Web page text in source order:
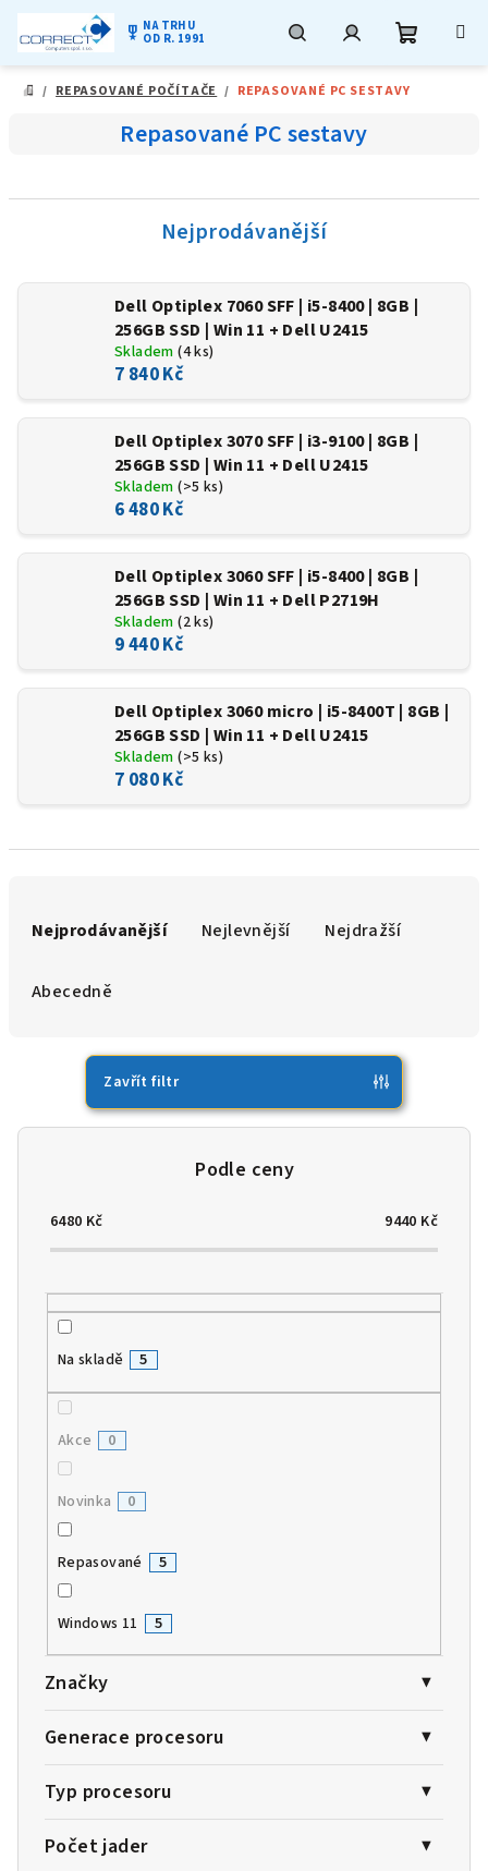
military_tech NA TRHU
OD R. 1991
DOMŮ
/ REPASOVANÉ POČÍTAČE / REPASOVANÉ PC SESTAVY
Repasované PC sestavy
Nejprodávanější
Dell Optiplex 7060 SFF | i5-8400 | 8GB |
256GB SSD | Win 11 + Dell U2415
Skladem(4 ks)
7 840 Kč
Dell Optiplex 3070 SFF | i3-9100 | 8GB |
256GB SSD | Win 11 + Dell U2415
Skladem(>5 ks)
6 480 Kč
Dell Optiplex 3060 SFF | i5-8400 | 8GB |
256GB SSD | Win 11 + Dell P2719H
Skladem(2 ks)
9 440 Kč
Dell Optiplex 3060 micro | i5-8400T | 8GB |
256GB SSD | Win 11 + Dell U2415
Skladem(>5 ks)
7 080 Kč
Nejprodávanější Nejlevnější Nejdražší
Abecedně
Zavřít filtr
6480 Kč 9440 Kč
Na skladě 5
Akce 0
Novinka 0
Repasované 5
Windows 11 5
Značky
Generace procesoru
Typ procesoru
Počet jader